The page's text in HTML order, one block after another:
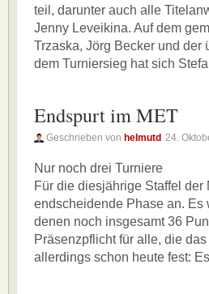
teil, darunter auch alle
Jenny Leveikina. Auf dem
Trzaska, Jörg Becker und der
dem Turniersieg hat sich
Endspurt im MET
Geschrieben von helmutd 24.
Nur noch drei Turniere
Für die diesjährige Staffel
endscheidende Phase an. Es
denen noch insgesamt 36
Präsenzpflicht für alle, die
allerdings schon heute fest: